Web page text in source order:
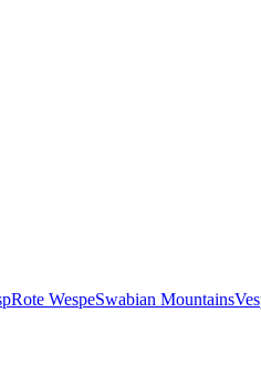
Rote WespeSwabian Mountains